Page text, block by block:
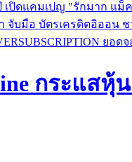
เปิดแคมเปญ "รักมาก แม็
จับมือ บัตรเครดิตอิออน
ยอดจ